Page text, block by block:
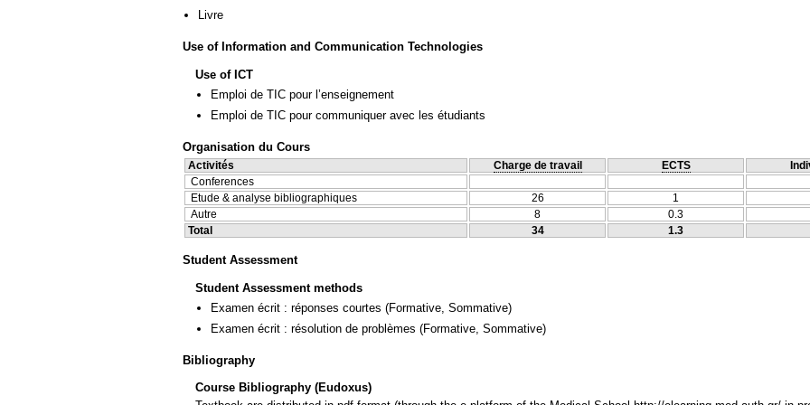
Livre
Use of Information and Communication Technologies
Use of ICT
Emploi de TIC pour l’enseignement
Emploi de TIC pour communiquer avec les étudiants
Organisation du Cours
Activités Charge de travail ECTS
Conferences
Etude & analyse bibliographiques
26 1
Autre
8 0.3
Total
34 1.3
Student Assessment
Student Assessment methods
Examen écrit : réponses courtes (Formative, Sommative)
Examen écrit : résolution de problèmes (Formative, Sommative)
Bibliography
Course Bibliography (Eudoxus)